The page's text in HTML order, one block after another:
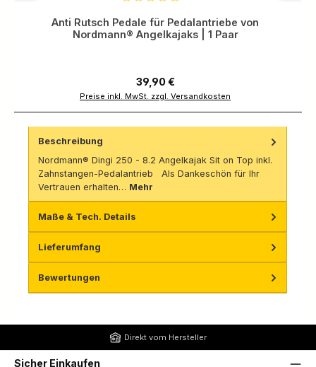
Anti Rutsch Pedale für Pedalantriebe von
Nordmann® Angelkajaks | 1 Paar
Regulärer Preis:
39,90 €
Preise inkl. MwSt. zzgl. Versandkosten
Beschreibung
Nordmann® Dingi 250 - 8.2 Angelkajak Sit on Top inkl.
Zahnstangen-Pedalantrieb Als Dankeschön für Ihr
Vertrauen erhalten… Mehr
Maße & Tech. Details
Lieferumfang
Bewertungen
Direkt vom Hersteller
Sicher Einkaufen